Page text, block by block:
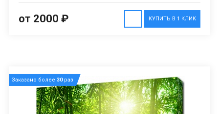
КУПИТЬ В 1 КЛИК
от 2000 ₽
Заказано более 30раз